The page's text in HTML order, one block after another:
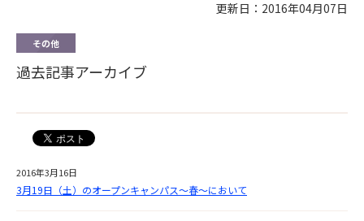
更新日：2016年04月07日
その他
過去記事アーカイブ
2016年3月16日
3月19日（土）のオープンキャンパス～春～において